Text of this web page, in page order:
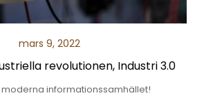
mars 9, 2022
revolutionen, Industri 3.0
moderna informationssamhället!